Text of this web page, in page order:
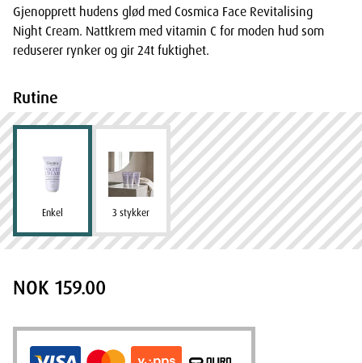
Gjenopprett hudens glød med Cosmica Face Revitalising
Night Cream. Nattkrem med vitamin C for moden hud som
reduserer rynker og gir 24t fuktighet.
Rutine
Enkel 3 stykker
NOK 159.00